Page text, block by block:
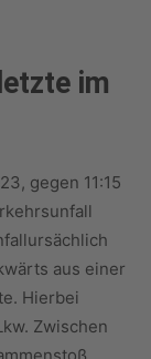
im
gegen 11:15
aus einer
Hierbei
Zwischen